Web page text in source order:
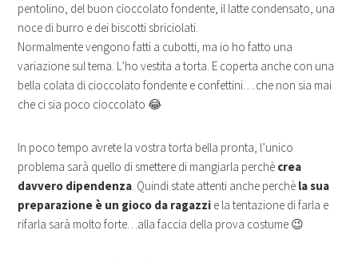
pentolino, del buon cioccolato fondente, il latte condensato, una
noce di burro e dei biscotti sbriciolati.
Normalmente vengono fatti a cubotti, ma io ho fatto una
variazione sul tema. L’ho vestita a torta. E coperta anche con una
bella colata di cioccolato fondente e confettini….che non sia mai
che ci sia poco cioccolato 😂
In poco tempo avrete la vostra torta bella pronta, l’unico
problema sarà quello di smettere di mangiarla perchè crea
davvero dipendenza. Quindi state attenti anche perchè la sua
preparazione è un gioco da ragazzi e la tentazione di farla e
rifarla sarà molto forte…alla faccia della prova costume 😉